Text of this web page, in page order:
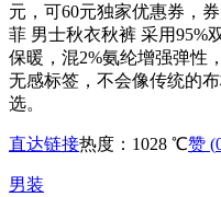
元，可60元独家优惠券，
菲 男士秋衣秋裤 采用95%
保暖，混2%氨纶增强弹性
无感标签，不会像传统的
选。
直达链接热度：1028 ℃赞 (
男装